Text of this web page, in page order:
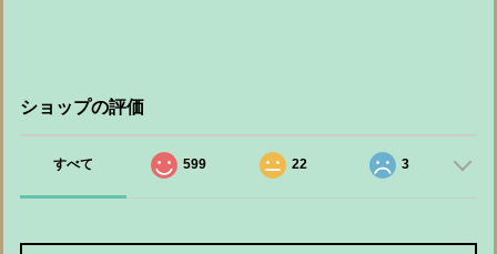
ショップの評価
すべて 599 22 3